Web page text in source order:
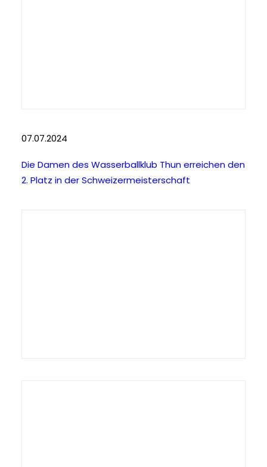
07.07.2024
Die Damen des Wasserballklub Thun erreichen den
2. Platz in der Schweizermeisterschaft